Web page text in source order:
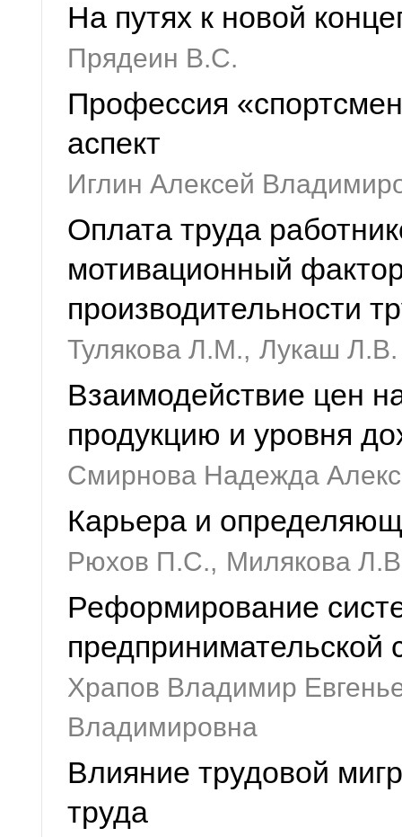
На путях к новой
Прядеин В.С.
Профессия
аспект
Иглин Алексей
Оплата труда
мотивационный
производительности
Тулякова Л.М., Лукаш Л.В.
Взаимодействие цен
продукцию и уровня
Смирнова Надежда
Карьера и
Рюхов П.С., Милякова
Реформирование
предпринимательской
Храпов Владимир
Владимировна
Влияние трудовой
труда